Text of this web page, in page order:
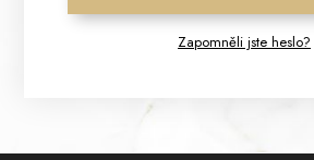
Zapomněli jste heslo?